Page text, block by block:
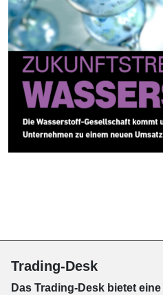
Trading-Desk
Das Trading-Desk bie­tet